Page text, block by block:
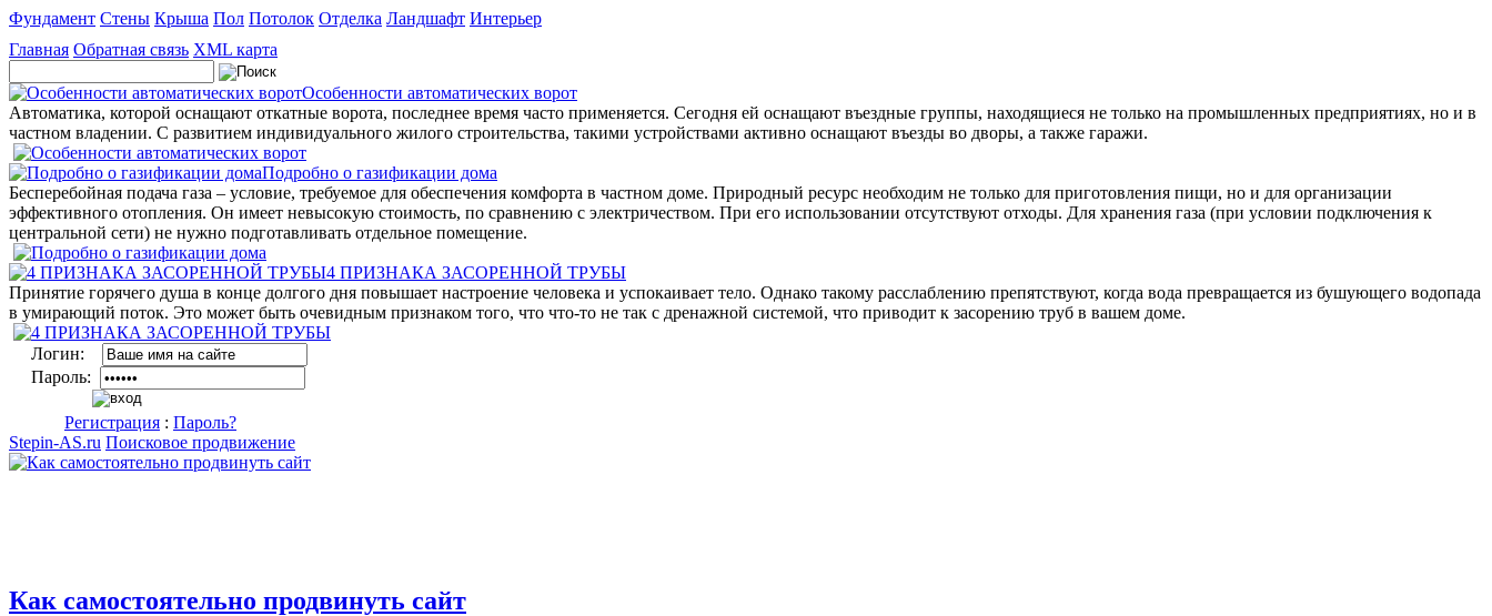
Фундамент Стены Крыша Пол Потолок Отделка Ландшафт Интерьер
Главная Обратная связь XML карта
Особенности автоматических ворот
Автоматика, которой оснащают откатные ворота, последнее время часто применяется. Сегодня ей оснащают въездные группы, находящиеся не только на промышленных предприятиях, но и в
частном владении. С развитием индивидуального жилого строительства, такими устройствами активно оснащают въезды во дворы, а также гаражи.
Подробно о газификации дома
Бесперебойная подача газа – условие, требуемое для обеспечения комфорта в частном доме. Природный ресурс необходим не только для приготовления пищи, но и для организации
эффективного отопления. Он имеет невысокую стоимость, по сравнению с электричеством. При его использовании отсутствуют отходы. Для хранения газа (при условии подключения к
центральной сети) не нужно подготавливать отдельное помещение.
4 ПРИЗНАКА ЗАСОРЕННОЙ ТРУБЫ
Принятие горячего душа в конце долгого дня повышает настроение человека и успокаивает тело. Однако такому расслаблению препятствуют, когда вода превращается из бушующего водопада
в умирающий поток. Это может быть очевидным признаком того, что что-то не так с дренажной системой, что приводит к засорению труб в вашем доме.
Логин:
Пароль:
Регистрация : Пароль?
Stepin-AS.ru Поисковое продвижение
Как самостоятельно продвинуть сайт